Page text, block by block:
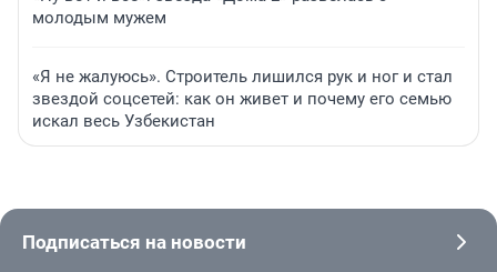
молодым мужем
«Я не жалуюсь». Строитель лишился рук и ног и стал
звездой соцсетей: как он живет и почему его семью
искал весь Узбекистан
Подписаться на новости